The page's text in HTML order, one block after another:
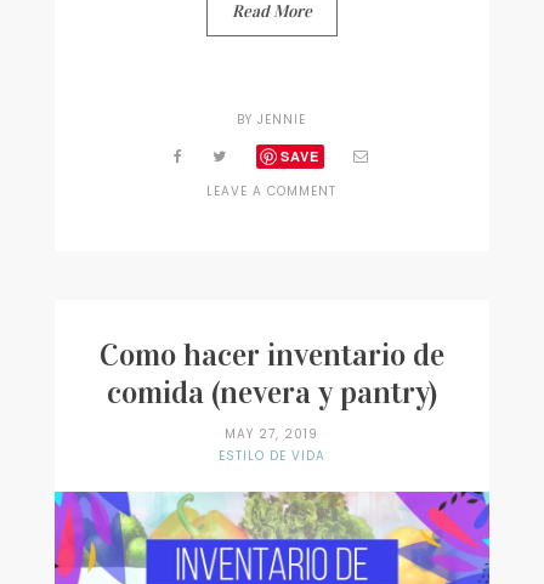
Read More
BYJENNIE
SAVE
LEAVE A COMMENT
Como hacer inventario de
comida (nevera y pantry)
MAY 27, 2019
ESTILO DE VIDA